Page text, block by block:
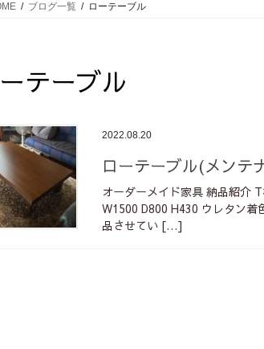
ブログ一覧 ローテーブル
テーブル
2022.08.20
ローテーブル(メンテ
オーダーメイド家具 納品紹介
W1500 D800 H430 ウレタン
品させてい […]